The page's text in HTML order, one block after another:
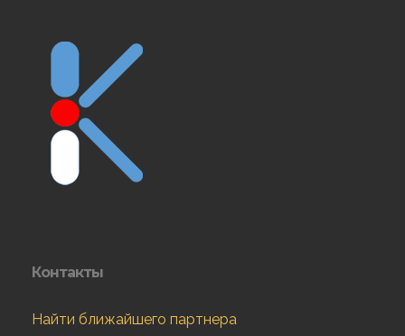
Контакты
Найти ближайшего партнера